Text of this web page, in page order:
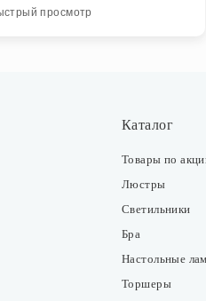
просмотр
Каталог
Товары по
Люстры
Светильники
Бра
Настольные
Торшеры